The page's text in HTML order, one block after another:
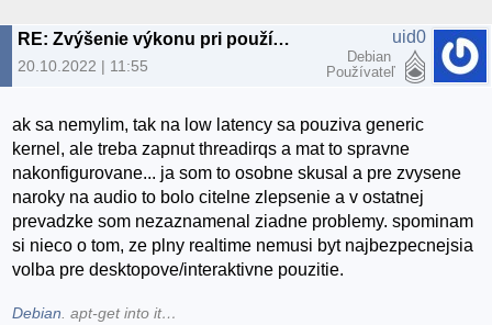
RE: Zvýšenie výkonu pri používaní SMP kernelu
20.10.2022 | 11:55
uid0
Debian
Používateľ
ak sa nemylim, tak na low latency sa pouziva generic
kernel, ale treba zapnut threadirqs a mat to spravne
nakonfigurovane... ja som to osobne skusal a pre zvysene
naroky na audio to bolo citelne zlepsenie a v ostatnej
prevadzke som nezaznamenal ziadne problemy. spominam
si nieco o tom, ze plny realtime nemusi byt najbezpecnejsia
volba pre desktopove/interaktivne pouzitie.
Debian . apt-get into it…